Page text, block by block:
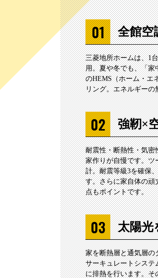
全館空
三菱地所ホームは、1
用。夏や冬でも、「家
のHEMS（ホーム・エ
リング。エネルギーの
強靭×
耐震性・断熱性・気密
家作りが自慢です。ツ
計。耐震等級3を確保
す。さらに家自体の頑
点もポイントです。
太陽光
家を断熱層と通気層の
サーキュレートシステ
に排熱を行います。そ